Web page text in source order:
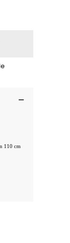
110 cm